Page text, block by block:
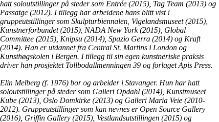
hatt soloutstillinger på steder som Entrée (2015), Tag Team (2013) og
Passatge (2012). I tillegg har arbeidene hans blitt vist i
gruppeutstillinger som Skulpturbiennalen, Vigelandsmuseet (2015),
Kunstnerforbundet (2015), NADA New York (2015), Global
Committee (2015), Knipsu (2014), Spazio Gerra (2014) og Kraft
(2014). Han er utdannet fra Central St. Martins i London og
Kunsthøgskolen i Bergen. I tillegg til sin egen kunstneriske praksis
driver han prosjektet Tollbodallmenningen 39 og forlaget Apis Press.
Elin Melberg (f. 1976) bor og arbeider i Stavanger. Hun har hatt
soloutstillinger på steder som Galleri Opdahl (2014), Kunstmuseet
Kube (2013), Oslo Domkirke (2013) og Galleri Maria Veie (2010-
2012). Gruppeutstillinger som kan nevnes er Open Source Gallery
(2016), Griffin Gallery (2015), Vestlandsutstillingen (2015) og